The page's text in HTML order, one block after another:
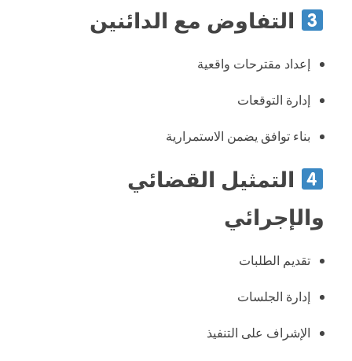
التفاوض مع الدائنين
إعداد مقترحات واقعية
إدارة التوقعات
بناء توافق يضمن الاستمرارية
التمثيل القضائي
والإجرائي
تقديم الطلبات
إدارة الجلسات
الإشراف على التنفيذ